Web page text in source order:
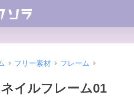
フリー素材 フレーム
イルフレーム01